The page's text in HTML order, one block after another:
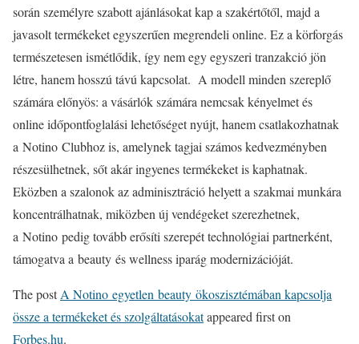
során személyre szabott ajánlásokat kap a szakértőtől, majd a
javasolt termékeket egyszerűen megrendeli online. Ez a körforgás
természetesen ismétlődik, így nem egy egyszeri tranzakció jön
létre, hanem hosszú távú kapcsolat. A modell minden szereplő
számára előnyös: a vásárlók számára nemcsak kényelmet és
online időpontfoglalási lehetőséget nyújt, hanem csatlakozhatnak
a Notino Clubhoz is, amelynek tagjai számos kedvezményben
részesülhetnek, sőt akár ingyenes termékeket is kaphatnak.
Eközben a szalonok az adminisztráció helyett a szakmai munkára
koncentrálhatnak, miközben új vendégeket szerezhetnek,
a Notino pedig tovább erősíti szerepét technológiai partnerként,
támogatva a beauty és wellness iparág modernizációját.
The postA Notino egyetlen beauty ökoszisztémában kapcsolja
össze a termékeket és szolgáltatásokatappeared first on
Forbes.hu.